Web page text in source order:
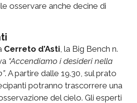
osservare anche decine di
Cerreto d’Asti , la Big Bench n.
“Accendiamo i desideri nella
. A partire dalle 19.30, sul prato
potranno trascorrere una
del cielo. Gli esperti